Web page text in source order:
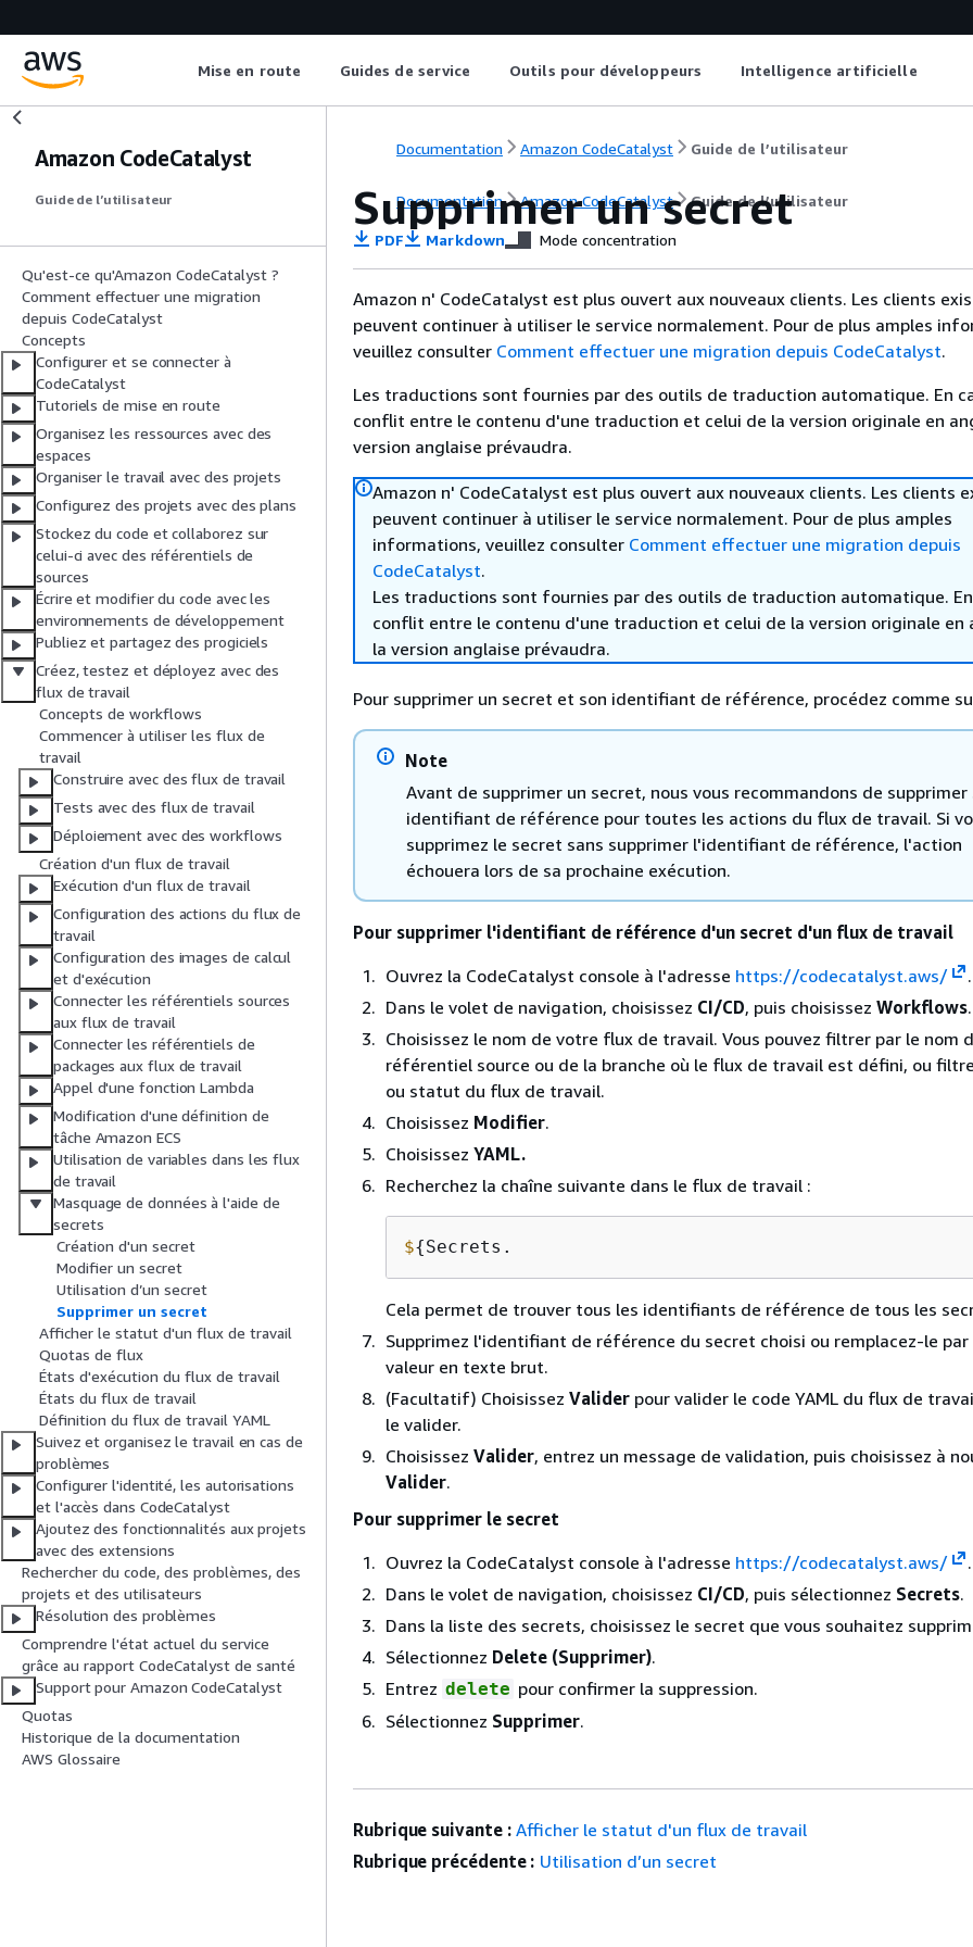
Mise en route Guides de service Outils pour développeurs Intelligence artificielle
Amazon CodeCatalyst
Guide de l’utilisateur
Qu'est-ce qu'Amazon CodeCatalyst ?
Comment effectuer une migration
depuis CodeCatalyst
Concepts
Configurer et se connecter à
CodeCatalyst
Tutoriels de mise en route
Organisez les ressources avec des
espaces
Organiser le travail avec des projets
Configurez des projets avec des plans
Stockez du code et collaborez sur
celui-ci avec des référentiels de
sources
Écrire et modifier du code avec les
environnements de développement
Publiez et partagez des progiciels
Créez, testez et déployez avec des
flux de travail
Concepts de workflows
Commencer à utiliser les flux de
travail
Construire avec des flux de travail
Tests avec des flux de travail
Déploiement avec des workflows
Création d'un flux de travail
Exécution d'un flux de travail
Configuration des actions du flux de
travail
Configuration des images de calcul
et d'exécution
Connecter les référentiels sources
aux flux de travail
Connecter les référentiels de
packages aux flux de travail
Appel d'une fonction Lambda
Modification d'une définition de
tâche Amazon ECS
Utilisation de variables dans les flux
de travail
Masquage de données à l'aide de
secrets
Création d'un secret
Modifier un secret
Utilisation d’un secret
Supprimer un secret
Afficher le statut d'un flux de travail
Quotas de flux
États d'exécution du flux de travail
États du flux de travail
Définition du flux de travail YAML
Suivez et organisez le travail en cas de
problèmes
Configurer l'identité, les autorisations
et l'accès dans CodeCatalyst
Ajoutez des fonctionnalités aux projets
avec des extensions
Rechercher du code, des problèmes, des
projets et des utilisateurs
Résolution des problèmes
Comprendre l'état actuel du service
grâce au rapport CodeCatalyst de santé
Support pour Amazon CodeCatalyst
Quotas
Historique de la documentation
AWS Glossaire
Documentation Amazon CodeCatalyst Guide de l’utilisateur
Documentation Amazon CodeCatalyst Guide de l’utilisateur
Supprimer un secret
PDF Markdown Mode concentration
Amazon n' CodeCatalyst est plus ouvert aux nouveaux clients. Les clients
peuvent continuer à utiliser le service normalement. Pour de plus amples
veuillez consulter Comment effectuer une migration depuis CodeCatalyst.
Les traductions sont fournies par des outils de traduction automatique. En
conflit entre le contenu d'une traduction et celui de la version originale en
version anglaise prévaudra.
Amazon n' CodeCatalyst est plus ouvert aux nouveaux clients. Les clients
peuvent continuer à utiliser le service normalement. Pour de plus amples
informations, veuillez consulter Comment effectuer une migration depuis
CodeCatalyst.
Les traductions sont fournies par des outils de traduction automatique.
conflit entre le contenu d'une traduction et celui de la version originale en
la version anglaise prévaudra.
Pour supprimer un secret et son identifiant de référence, procédez comme
Note
Avant de supprimer un secret, nous vous recommandons de supprimer
identifiant de référence pour toutes les actions du flux de travail. Si
supprimez le secret sans supprimer l'identifiant de référence, l'action
échouera lors de sa prochaine exécution.
Pour supprimer l'identifiant de référence d'un secret d'un flux de travail
Ouvrez la CodeCatalyst console à l'adresse https://codecatalyst.aws/
.
Dans le volet de navigation, choisissez CI/CD, puis choisissez Workflows.
Choisissez le nom de votre flux de travail. Vous pouvez filtrer par le nom
référentiel source ou de la branche où le flux de travail est défini, ou
ou statut du flux de travail.
Choisissez Modifier.
Choisissez YAML.
Recherchez la chaîne suivante dans le flux de travail :
${Secrets.
Cela permet de trouver tous les identifiants de référence de tous les
Supprimez l'identifiant de référence du secret choisi ou remplacez-le par
valeur en texte brut.
(Facultatif) Choisissez Valider pour valider le code YAML du flux de
le valider.
Choisissez Valider, entrez un message de validation, puis choisissez à
Valider.
Pour supprimer le secret
Ouvrez la CodeCatalyst console à l'adresse https://codecatalyst.aws/
.
Dans le volet de navigation, choisissez CI/CD, puis sélectionnez Secrets.
Dans la liste des secrets, choisissez le secret que vous souhaitez
Sélectionnez Delete (Supprimer).
Entrez delete pour confirmer la suppression.
Sélectionnez Supprimer.
Rubrique suivante : Afficher le statut d'un flux de travail
Rubrique précédente : Utilisation d’un secret